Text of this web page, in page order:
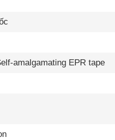
amalgamating EPR tape